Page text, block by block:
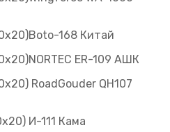
168 Китай
ER-109 АШК
RoadGouder QH107
И-111 Кама